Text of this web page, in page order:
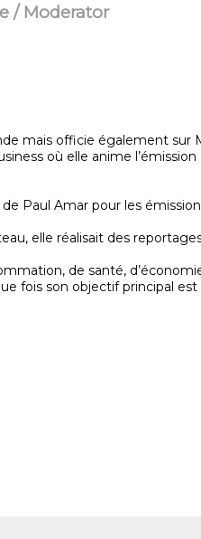
/ Moderator
mais officie également sur
où elle anime l’émission
Paul Amar pour les
elle réalisait des
de santé,
fois son objectif principal est